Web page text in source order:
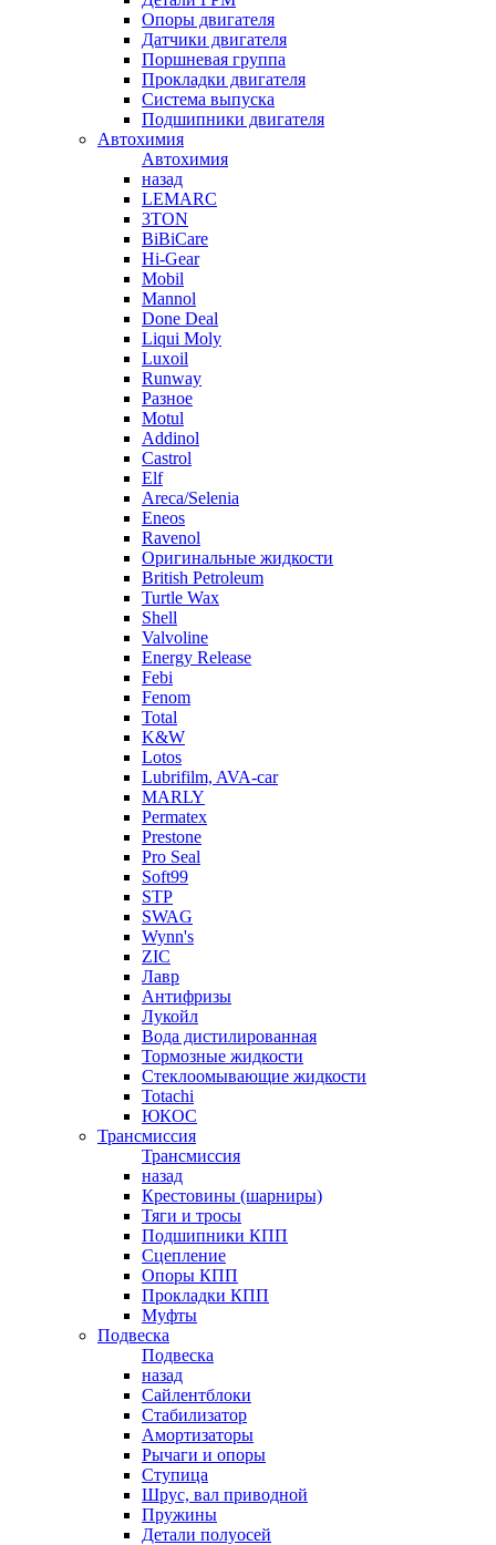
Опоры двигателя
Датчики двигателя
Поршневая группа
Прокладки двигателя
Система выпуска
Подшипники двигателя
Автохимия
Автохимия
назад
LEMARC
3TON
BiBiCare
Hi-Gear
Mobil
Mannol
Done Deal
Liqui Moly
Luxoil
Runway
Разное
Motul
Addinol
Castrol
Elf
Areca/Selenia
Eneos
Ravenol
Оригинальные жидкости
British Petroleum
Turtle Wax
Shell
Valvoline
Energy Release
Febi
Fenom
Total
K&W
Lotos
Lubrifilm, AVA-car
MARLY
Permatex
Prestone
Pro Seal
Soft99
STP
SWAG
Wynn's
ZIC
Лавр
Антифризы
Лукойл
Вода дистилированная
Тормозные жидкости
Стеклоомывающие жидкости
Totachi
ЮКОС
Трансмиссия
Трансмиссия
назад
Крестовины (шарниры)
Тяги и тросы
Подшипники КПП
Сцепление
Опоры КПП
Прокладки КПП
Муфты
Подвеска
Подвеска
назад
Сайлентблоки
Стабилизатор
Амортизаторы
Рычаги и опоры
Ступица
Шрус, вал приводной
Пружины
Детали полуосей